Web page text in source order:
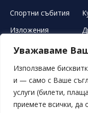
Уважаваме
Използваме
и — само с Ваше
услуги (билети,
приемете всички, да
Спортни събития
Изложения
ЛЕТЕН ТЕАТЪР
СВОБОДНИ ПОЗИЦИИ
ОБЩИ УСЛОВИЯ